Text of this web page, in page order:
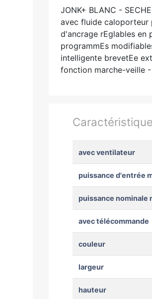
JONK+ BLANC -
avec fluide caloporteur
d'ancrage rEglables en
programmEs
intelligente brevetEe
fonction marche-veille
avec ventilateur
puissance d'entrée
puissance nominale
avec télécommande
couleur
largeur
hauteur